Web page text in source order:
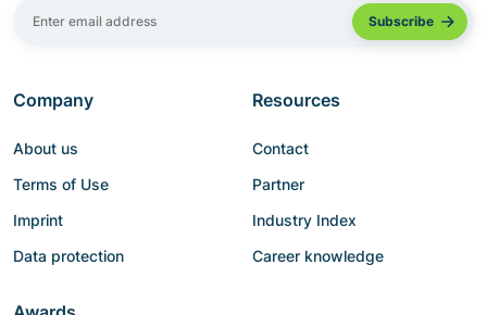
Company
About us
Terms of Use
Imprint
Data protection
Resources
Contact
Partner
Industry Index
Career knowledge